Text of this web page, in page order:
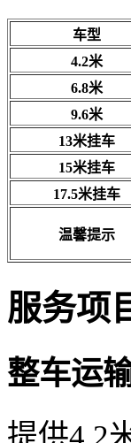
车型
4.2米
6.8米
9.6米
13米挂车
15米挂车
17.5米挂车
温馨提示
服务项
整车运